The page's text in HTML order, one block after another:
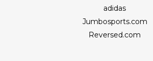
adidas
Jumbosports.com
Reversed.com